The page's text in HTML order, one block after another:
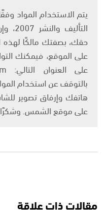
حقك، بصفتك مالكًا لهذه
على الموقع، فيمكنك
بالتوقف عن استخدام
هاتفك وإرفاق تصوير
على موقع الشمس.
مقالات ذات علاقة